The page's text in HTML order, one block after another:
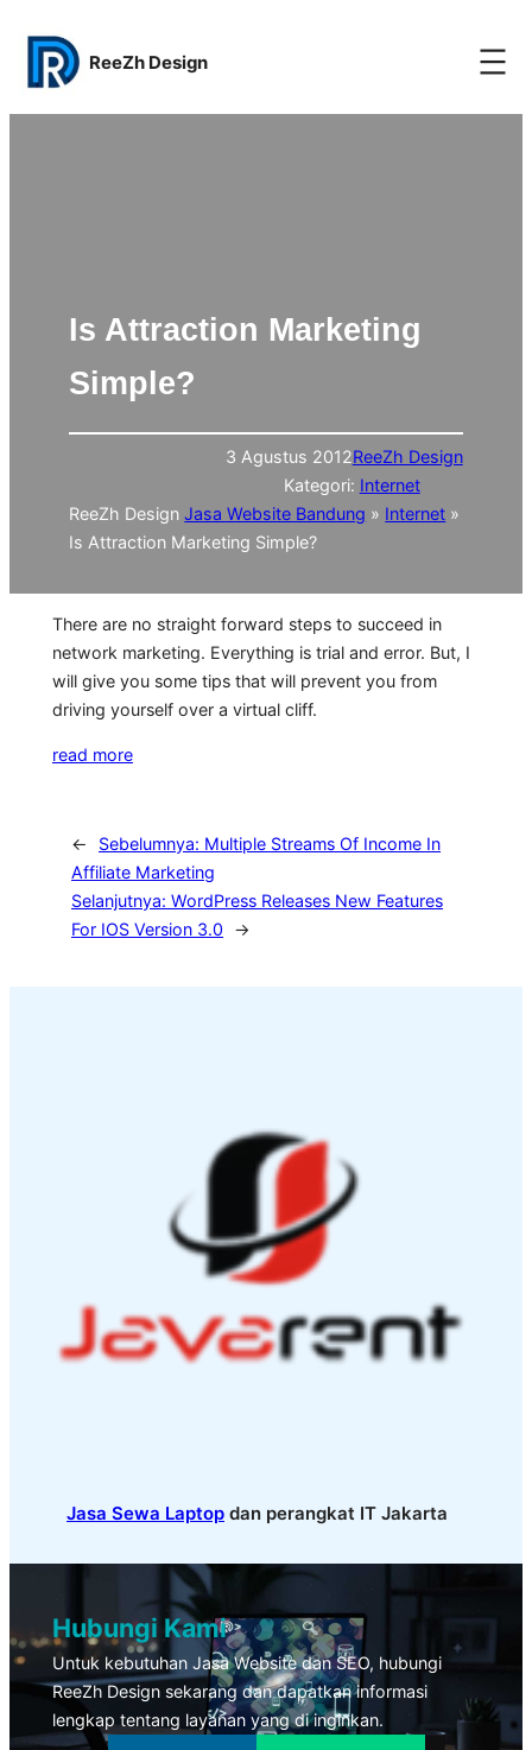
konten
ReeZh Design
Is Attraction Marketing
Simple?
3 Agustus 2012ReeZh Design
Kategori: Internet
ReeZh DesignJasa Website Bandung » Internet »
Is Attraction Marketing Simple?
There are no straight forward steps to succeed in
network marketing. Everything is trial and error. But, I
will give you some tips that will prevent you from
driving yourself over a virtual cliff.
read more
← Sebelumnya: Multiple Streams Of Income In
Affiliate Marketing
Selanjutnya: WordPress Releases New Features
For IOS Version 3.0
→
Jasa Sewa Laptop dan perangkat IT Jakarta
Hubungi Kami
Untuk kebutuhan Jasa Website dan SEO, hubungi
ReeZh Design sekarang dan dapatkan informasi
lengkap tentang layanan yang di inginkan.